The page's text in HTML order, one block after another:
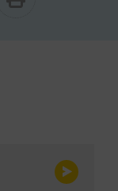
Twitter
sur par